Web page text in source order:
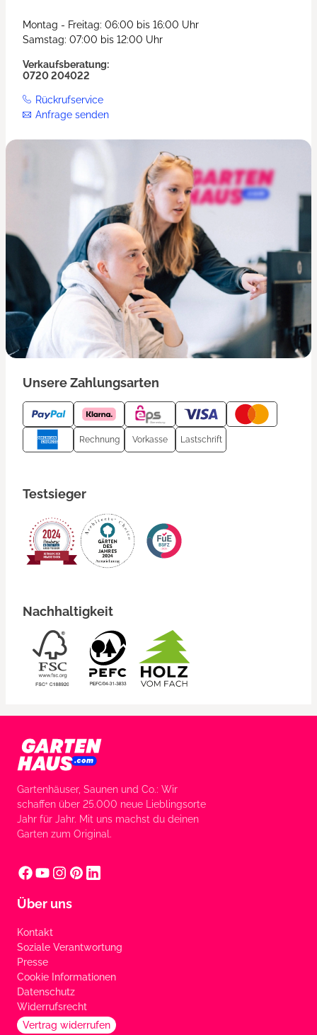
Montag - Freitag: 06:00 bis 16:00 Uhr
Samstag: 07:00 bis 12:00 Uhr
Verkaufsberatung:
0720 204022
Rückrufservice
Anfrage senden
Unsere Zahlungsarten
Rechnung Vorkasse Lastschrift
Testsieger
Nachhaltigkeit
Gartenhäuser, Saunen und Co.: Wir
schaffen über 25.000 neue Lieblingsorte
Jahr für Jahr. Mit uns machst du deinen
Garten zum Original.
Über uns
Kontakt
Soziale Verantwortung
Presse
Cookie Informationen
Datenschutz
Widerrufsrecht
Vertrag widerrufen